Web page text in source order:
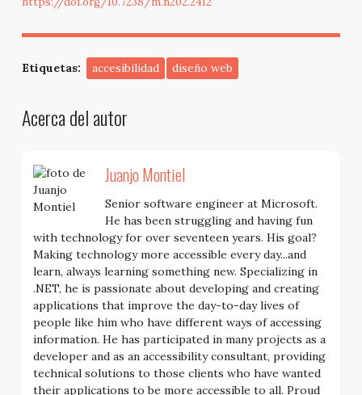
Etiquetas: accesibilidad diseño web
Acerca del autor
Juanjo Montiel
Senior software engineer at Microsoft.
He has been struggling and having fun
with technology for over seventeen years. His goal?
Making technology more accessible every day...and
learn, always learning something new. Specializing in
.NET, he is passionate about developing and creating
applications that improve the day-to-day lives of
people like him who have different ways of accessing
information. He has participated in many projects as a
developer and as an accessibility consultant, providing
technical solutions to those clients who have wanted
their applications to be more accessible to all. Proud